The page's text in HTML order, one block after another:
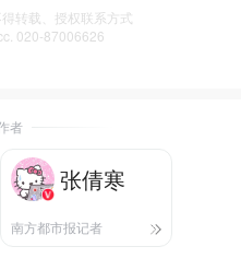
转载、授权联系方式
020-87006626
者
张倩寒
南方都市报记者